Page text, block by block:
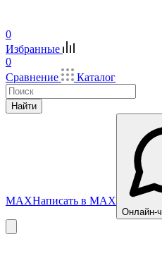
0
Избранные
0
Сравнение
Каталог
Найти
MAXНаписать в MAX
Онлайн-